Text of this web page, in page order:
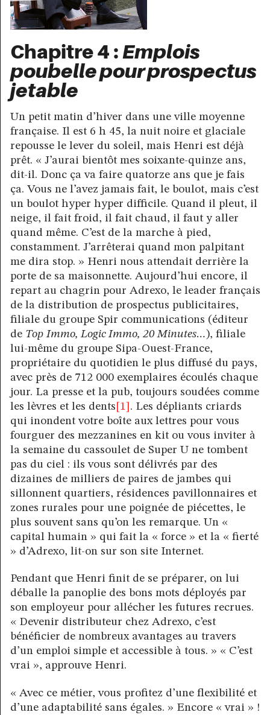
Chapitre 4 : Emplois
poubellepour prospectus
jetable
Un petit matin d’hiver dans une ville moyenne
française. Il est 6 h 45, la nuit noire et glaciale
repousse le lever du soleil, mais Henri est déjà
prêt. « J’aurai bientôt mes soixante-quinze ans,
dit-il. Donc ça va faire quatorze ans que je fais
ça. Vous ne l’avez jamais fait, le boulot, mais c’est
un boulot hyper hyper difficile. Quand il pleut, il
neige, il fait froid, il fait chaud, il faut y aller
quand même. C’est de la marche à pied,
constamment. J’arrêterai quand mon palpitant
me dira stop. » Henri nous attendait derrière la
porte de sa maisonnette. Aujourd’hui encore, il
repart au chagrin pour Adrexo, le leader français
de la distribution de prospectus publicitaires,
filiale du groupe Spir communications (éditeur
de Top Immo, Logic Immo, 20 Minutes…), filiale
lui-même du groupe Sipa-Ouest-France,
propriétaire du quotidien le plus diffusé du pays,
avec près de 712 000 exemplaires écoulés chaque
jour. La presse et la pub, toujours soudées comme
les lèvres et les dents [1] . Les dépliants criards
qui inondent votre boîte aux lettres pour vous
fourguer des mezzanines en kit ou vous inviter à
la semaine du cassoulet de Super U ne tombent
pas du ciel : ils vous sont délivrés par des
dizaines de milliers de paires de jambes qui
sillonnent quartiers, résidences pavillonnaires et
zones rurales pour une poignée de piécettes, le
plus souvent sans qu’on les remarque. Un «
capital humain » qui fait la « force » et la « fierté
» d’Adrexo, lit-on sur son site Internet.
Pendant que Henri finit de se préparer, on lui
déballe la panoplie des bons mots déployés par
son employeur pour allécher les futures recrues.
« Devenir distributeur chez Adrexo, c’est
bénéficier de nombreux avantages au travers
d’un emploi simple et accessible à tous. » « C’est
vrai », approuve Henri.
« Avec ce métier, vous profitez d’une flexibilité et
d’une adaptabilité sans égales. » Encore « vrai » !